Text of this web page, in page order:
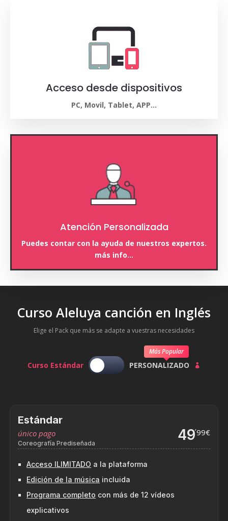
Acceso desde dispositivos
PC, Movil, Tablet, APP…
Atención Personalizada
Puedes contar con la ayuda de nuestros expertos.
más info…
Curso Aleluya canción en Inglés
Elige el Pack que más se adapte a vuestras necesidades
Curso Estándar
Más Popular

PERSONALIZADO
Estándar
único pago
Coreografía Prediseñada 49´99€
Acceso ILIMITADO a la plataforma
Edición de la música incluida
Programa completo con más de 12 vídeos
explicativos